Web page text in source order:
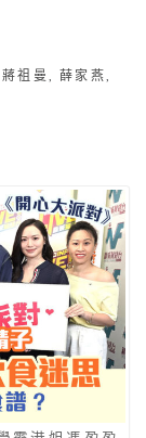
蔣祖曼 薛家燕